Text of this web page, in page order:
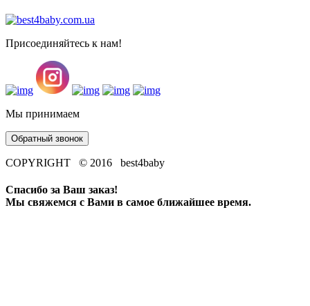
Присоединяйтесь к нам!
Мы принимаем
Обратный звонок
COPYRIGHT © 2016 best4baby
Спасибо за Ваш заказ!
Мы свяжемся с Вами в самое ближайшее время.